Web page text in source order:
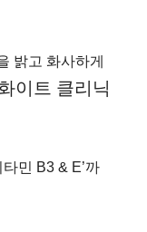
밝고 화사하게
이트 클리닉
타민 B3 & E’까